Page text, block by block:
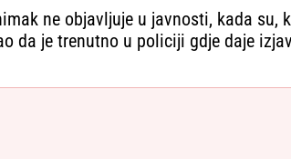
ne objavljuje u javnosti, kada su,
da je trenutno u policiji gdje daje